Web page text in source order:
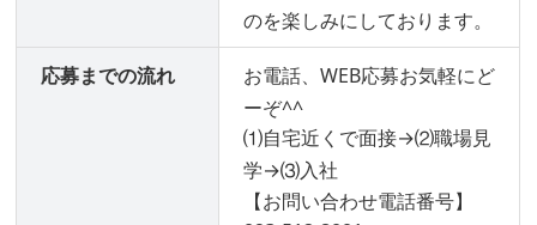
のを楽しみにしております。
応募までの流れ
お電話、WEB応募お気軽にど
ーぞ^^
⑴自宅近くで面接→⑵職場見
学→⑶入社
【お問い合わせ電話番号】